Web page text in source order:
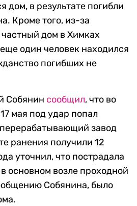
дом, в результате погибли
Кроме того, из-за
дом в Химках
один человек находился
погибших не
Собянин сообщил, что во
мая под удар попал
завод
ранения получили 12
уточнил, что пострадала
основном возле проходной
Собянина, было